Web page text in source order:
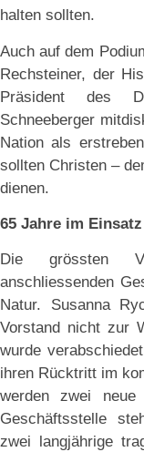
halten sollten.
Auch auf dem
Rechsteiner, der
Präsident des
Schneeberger
Nation als
sollten Christen –
dienen.
65 Jahre im
Die grössten
anschliessenden
Natur. Susanna
Vorstand nicht zur
wurde
ihren Rücktritt im
werden zwei neue
Geschäftsstelle
zwei langjährige